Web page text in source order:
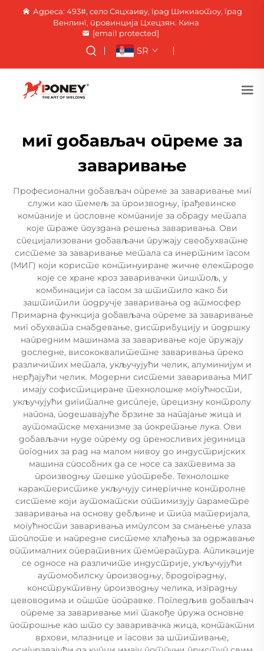
Адреса: 493#, село Сяцхаиву, град Шикиаотоу, град
Венлинг, провинција Цхецзян. Кина
[email protected]
SR
миг добављач опреме за
заваривање
Професионални добављач опреме за заваривање миг
служи као темељ за производњу, грађевинске
компаније и пословне компаније за обраду метала
које траже поуздана решења заваривања. Ови
специјализовани добављачи пружају свеобухватне
системе за заваривање метала са инертним гасом
(МИГ) који користе континуиране жичне електроде
које се хране кроз заваривачки пиштољ, у
комбинацији са гасом за штитило како би
заштитили подручје заваривања од атмосфер
Примарна функција добављача опреме за заваривање
миг обухвата снабдевање, дистрибуцију и подршку
напредним машинама за заваривање које пружају
доследне, висококвалитетне заваривања преко
различитих метала, укључујући челик, алуминијум и
нерђајући челик. Модерни системи заваривања МИГ
имају софистициране технолошке могућности,
укључујући дигиталне дисплеје, прецизну контролу
напона, подешавајуће брзине за напајање жица и
аутоматске механизме за покретање лука. Ови
добављачи нуде опрему од преносливих јединица
погодних за рад на малом нивоу до индустријских
машина способних да се носе са захтевима за
производњу тешке употребе. Технолошке
карактеристике укључују синергичне контролне
системе који аутоматски оптимизују параметре
заваривања на основу дебљине и типа материјала,
могућности заваривања импулсом за смањење улаза
топлоте и напредне системе хлађења за одржавање
оптималних оперативних температура. Апликације
се односе на различите индустрије, укључујући
аутомобилску производњу, бродоградњу,
конструктивну производњу челика, изградњу
цевоводима и опште поправке. Погледљив добављач
опреме за заваривање миг такође пружа основне
потрошње као што су заваривачка жица, контактни
врхови, млазнице и гасови за штитивање,